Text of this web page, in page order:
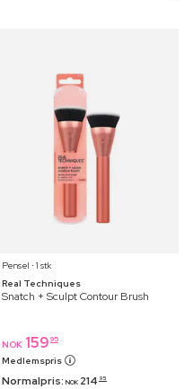
Pensel ⋅ 1 stk
Real Techniques
Snatch + Sculpt Contour Brush
NOK 159 95
Medlemspris
Normalpris: NOK 214 95